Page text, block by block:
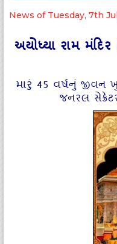
News of Tuesday, 7th
અયોધ્યા રામ
મારું 45 વર્ષનું જીવન
જનરલ